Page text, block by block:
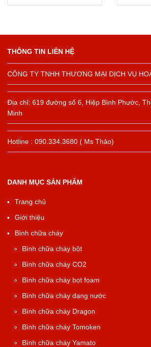
THÔNG TIN LIÊN HỆ
CÔNG TY TNHH THƯƠNG MẠI DỊCH VỤ
Địa chỉ: 619 đường số 6, Hiệp Bình Phước,
Minh
Hotline : 090.334.3680 ( Ms Thảo)
DANH MỤC SẢN PHẨM
Trang chủ
Giới thiệu
Bình chữa cháy
Bình chữa cháy bột
Bình chữa cháy CO2
Bình chữa cháy bọt foam
Bình chữa cháy dạng nước
Bình chữa cháy Dragon
Bình chữa cháy Tomoken
Bình chữa cháy Yamato